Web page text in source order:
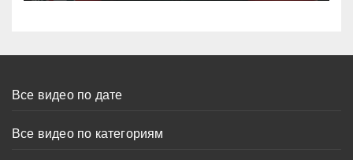
Все видео по дате
Все видео по категориям